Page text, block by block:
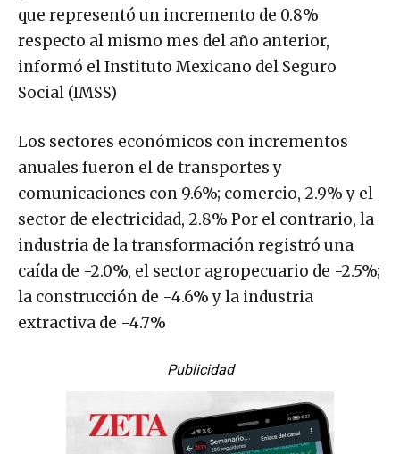
que representó un incremento de 0.8%
respecto al mismo mes del año anterior,
informó el Instituto Mexicano del Seguro
Social (IMSS)
Los sectores económicos con incrementos
anuales fueron el de transportes y
comunicaciones con 9.6%; comercio, 2.9% y el
sector de electricidad, 2.8% Por el contrario, la
industria de la transformación registró una
caída de -2.0%, el sector agropecuario de -2.5%;
la construcción de -4.6% y la industria
extractiva de -4.7%
Publicidad